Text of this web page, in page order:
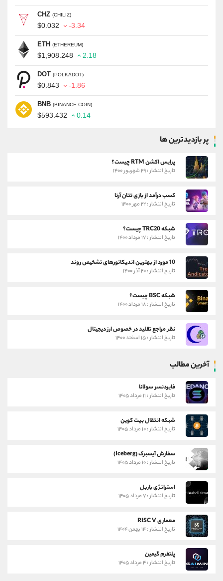
CHZ (CHILIZ)
$0.032 -3.34
ETH (ETHEREUM)
$1,908.248 2.18
DOT (POLKADOT)
$0.843 -1.86
BNB (BINANCE COIN)
$593.432 0.14
پر بازدیدترین ها
پرایس اکشن RTM چیست؟
تاریخ انتشار : ۲۹ شهریور ۱۴۰۰
کسب درآمد از بازی تتان آرنا
تاریخ انتشار : ۲۲ مهر ۱۴۰۰
شبکه TRC20 چیست؟
تاریخ انتشار : ۱۷ مرداد ۱۴۰۰
10 مورد از بهترین اندیکاتورهای تشخیص روند
تاریخ انتشار : ۲۰ آذر ۱۴۰۰
شبکه BSC چیست؟
تاریخ انتشار : ۱۸ مرداد ۱۴۰۰
نظر مراجع تقلید در خصوص ارز دیجیتال
تاریخ انتشار : ۱۵ اسفند ۱۴۰۰
آخرین مطالب
فایردنسر سولانا
تاریخ انتشار : ۱۱ مرداد ۱۴۰۵
شبکه انتقال بیت کوین
تاریخ انتشار : ۱۰ مرداد ۱۴۰۵
سفارش آیسبرگ (Iceberg)
تاریخ انتشار : ۱۰ مرداد ۱۴۰۵
استراتژی باربل
تاریخ انتشار : ۷ مرداد ۱۴۰۵
معماری RISC V
تاریخ انتشار : ۱۴ بهمن ۱۴۰۴
پلتفرم گیمین
تاریخ انتشار : ۴ مرداد ۱۴۰۵